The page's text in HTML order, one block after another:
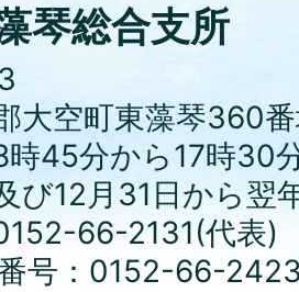
琴総合支所
大空町東藻琴360
時45分から17時30
び12月31日から
66-2131(代表)
号：0152-66-